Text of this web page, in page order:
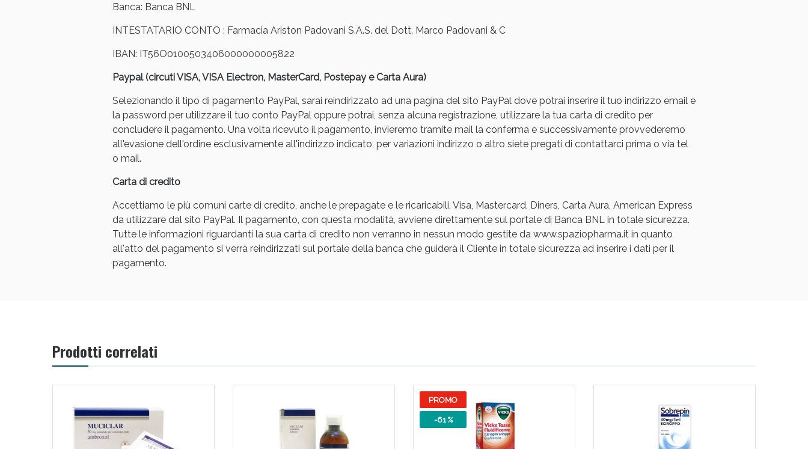
Banca: Banca BNL
INTESTATARIO CONTO : Farmacia Ariston Padovani S.A.S. del Dott. Marco Padovani & C
IBAN: IT56O0100503406000000005822
Paypal (circuti VISA, VISA Electron, MasterCard, Postepay e Carta Aura)
Selezionando il tipo di pagamento PayPal, sarai reindirizzato ad una pagina del sito PayPal dove potrai inserire il tuo indirizzo email e
la password per utilizzare il tuo conto PayPal oppure potrai, senza alcuna registrazione, utilizzare la tua carta di credito per
concludere il pagamento. Una volta ricevuto il pagamento, invieremo tramite mail la conferma e successivamente provvederemo
all'evasione dell'ordine esclusivamente all'indirizzo indicato, per variazioni indirizzo o altro siete pregati di contattarci prima o via tel
o mail.
Carta di credito
Accettiamo le più comuni carte di credito, anche le prepagate e le ricaricabili, Visa, Mastercard, Diners, Carta Aura, American Express
da utilizzare dal sito PayPal. Il pagamento, con questa modalità, avviene direttamente sul portale di Banca BNL in totale sicurezza.
Tutte le informazioni riguardanti la sua carta di credito non verranno in nessun modo gestite da www.spaziopharma.it in quanto
all'atto del pagamento si verrà reindirizzati sul portale della banca che guiderà il Cliente in totale sicurezza ad inserire i dati per il
pagamento.
Prodotti correlati
PROMO
-61 %
Benessere Intestinale: Sconto fino al 55% valido oggi!